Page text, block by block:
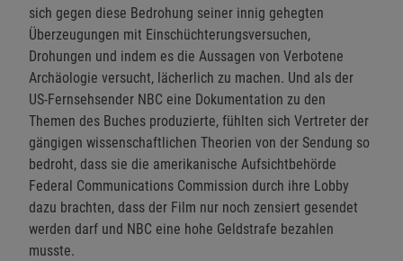
sich gegen diese Bedrohung seiner innig gehegten
Überzeugungen mit Einschüchterungsversuchen,
Drohungen und indem es die Aussagen von Verbotene
Archäologie versucht, lächerlich zu machen. Und als der
US-Fernsehsender NBC eine Dokumentation zu den
Themen des Buches produzierte, fühlten sich Vertreter der
gängigen wissenschaftlichen Theorien von der Sendung so
bedroht, dass sie die amerikanische Aufsichtbehörde
Federal Communications Commission durch ihre Lobby
dazu brachten, dass der Film nur noch zensiert gesendet
werden darf und NBC eine hohe Geldstrafe bezahlen
musste.